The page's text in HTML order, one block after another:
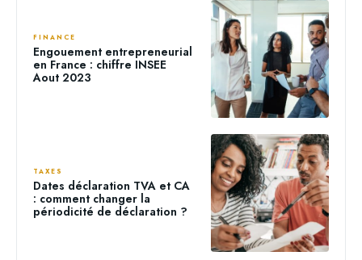
FINANCE
Engouement entrepreneurial
en France : chiffre INSEE
Aout 2023
TAXES
Dates déclaration TVA et CA
: comment changer la
périodicité de déclaration ?